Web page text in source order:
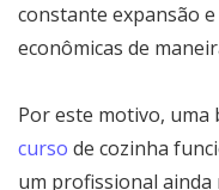
constante expansão
econômicas de
Por este motivo, uma
curso de cozinha
um profissional ainda